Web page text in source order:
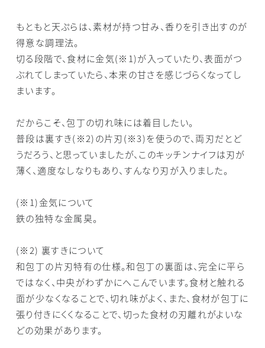
もともと天ぷらは、素材が持つ甘み、香りを引き出すのが
得意な調理法。
切る段階で、食材に金気(※1)が入っていたり、表面がつ
ぶれてしまっていたら、本来の甘さを感じづらくなってし
まいます。
だからこそ、包丁の切れ味には着目したい。
普段は裏すき(※2)の片刃(※3)を使うので、両刃だとど
うだろう、と思っていましたが、このキッチンナイフは刃が
薄く、適度なしなりもあり、すんなり刃が入りました。
(※1)金気について
鉄の独特な金属臭。
(※2) 裏すきについて
和包丁の片刃特有の仕様。和包丁の裏面は、完全に平ら
ではなく、中央がわずかにへこんでいます。食材と触れる
面が少なくなることで、切れ味がよく、また、食材が包丁に
張り付きにくくなることで、切った食材の刃離れがよいな
どの効果があります。